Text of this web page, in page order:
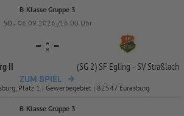
B-Klasse Gruppe 3
SO.. 06.09.2026 /16:00 Uhr
II
- : -
(SG 2) SF Egling - SV Straßlach
ZUM SPIEL
Platz 1 | Gewerbegebiet | 82547 Eurasburg
B-Klasse Gruppe 3